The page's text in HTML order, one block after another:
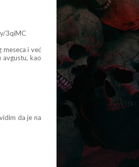
3qiMC
i već
avgustu, kao
da je na